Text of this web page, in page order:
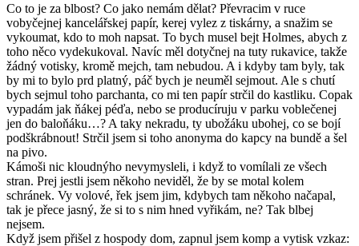
Co to je za blbost? Co jako nemám dělat? Převracim v ruce
vobyčejnej kancelářskej papír, kerej vylez z tiskárny, a snažim se
vykoumat, kdo to moh napsat. To bych musel bejt Holmes, abych z
toho něco vydekukoval. Navíc měl dotyčnej na tuty rukavice, takže
žádný votisky, kromě mejch, tam nebudou. A i kdyby tam byly, tak
by mi to bylo prd platný, páč bych je neuměl sejmout. Ale s chutí
bych sejmul toho parchanta, co mi ten papír strčil do kastliku. Copak
vypadám jak ňákej péďa, nebo se producíruju v parku voblečenej
jen do baloňáku…? A taky nekradu, ty ubožáku ubohej, co se bojí
podškrábnout! Strčil jsem si toho anonyma do kapcy na bundě a šel
na pivo.
Kámoši nic kloudnýho nevymysleli, i když to vomílali ze všech
stran. Prej jestli jsem někoho neviděl, že by se motal kolem
schránek. Vy volové, řek jsem jim, kdybych tam někoho načapal,
tak je přece jasný, že si to s nim hned vyřikám, ne? Tak blbej
nejsem.
Když jsem přišel z hospody dom, zapnul jsem komp a vytisk vzkaz: